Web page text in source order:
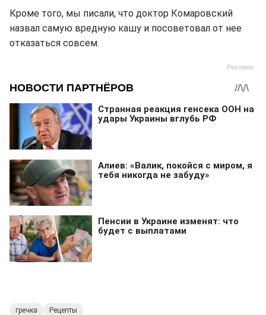
Кроме того, мы писали, что доктор Комаровский
назвал самую вредную кашу и посоветовал от нее
отказаться совсем.
гречка Рецепты